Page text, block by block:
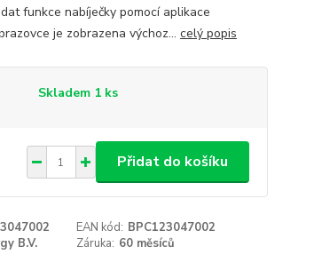
funkce nabíječky pomocí aplikace
je zobrazena výchoz... celý popis
Skladem 1 ks
Přidat do košíku
EAN kód: BPC123047002
B.V. Záruka: 60 měsíců